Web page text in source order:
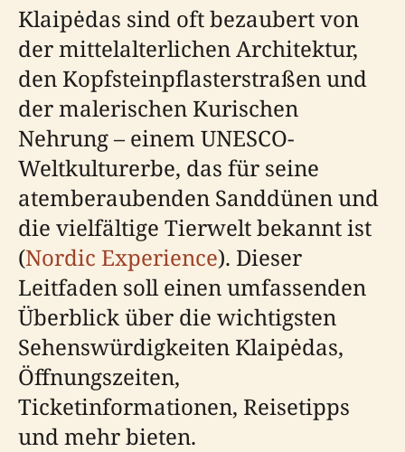
Klaipėdas sind oft bezaubert von
der mittelalterlichen Architektur,
den Kopfsteinpflasterstraßen und
der malerischen Kurischen
Nehrung – einem UNESCO-
Weltkulturerbe, das für seine
atemberaubenden Sanddünen und
die vielfältige Tierwelt bekannt ist
(Nordic Experience). Dieser
Leitfaden soll einen umfassenden
Überblick über die wichtigsten
Sehenswürdigkeiten Klaipėdas,
Öffnungszeiten,
Ticketinformationen, Reisetipps
und mehr bieten.